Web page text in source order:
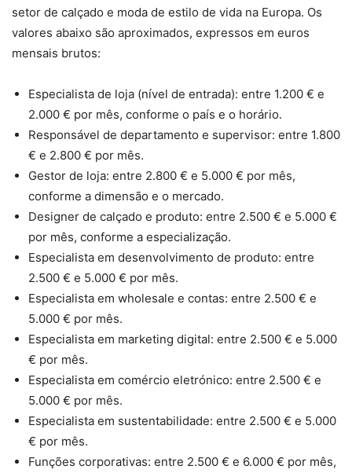
setor de calçado e moda de estilo de vida na Europa. Os
valores abaixo são aproximados, expressos em euros
mensais brutos:
Especialista de loja (nível de entrada): entre 1.200 € e
2.000 € por mês, conforme o país e o horário.
Responsável de departamento e supervisor: entre 1.800
€ e 2.800 € por mês.
Gestor de loja: entre 2.800 € e 5.000 € por mês,
conforme a dimensão e o mercado.
Designer de calçado e produto: entre 2.500 € e 5.000 €
por mês, conforme a especialização.
Especialista em desenvolvimento de produto: entre
2.500 € e 5.000 € por mês.
Especialista em wholesale e contas: entre 2.500 € e
5.000 € por mês.
Especialista em marketing digital: entre 2.500 € e 5.000
€ por mês.
Especialista em comércio eletrónico: entre 2.500 € e
5.000 € por mês.
Especialista em sustentabilidade: entre 2.500 € e 5.000
€ por mês.
Funções corporativas: entre 2.500 € e 6.000 € por mês,